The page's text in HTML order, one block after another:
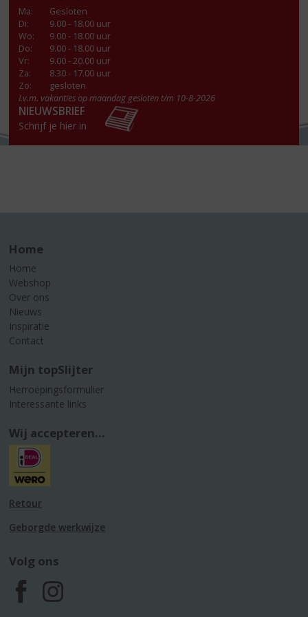
Ma:
Gesloten
Di:
9.00 - 18.00 uur
Wo:
9.00 - 18.00 uur
Do:
9.00 - 18.00 uur
Vr:
9.00 - 20.00 uur
Za:
8.30 - 17.00 uur
Zo:
gesloten
I.v.m. vakanties op maandag gesloten t/m 10-8-2026
NIEUWSBRIEF
Schrijf je hier in
Home
Home
Webshop
Over ons
Nieuws
Inspiratie
Contact
Mijn topSlijter
Herroepingsformulier
Interessante links
Wij accepteren...
Retour
Geborgde werkwijze
Volg ons
F
I